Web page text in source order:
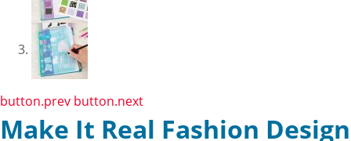
button.prev button.next
Make It Real Fashion Design